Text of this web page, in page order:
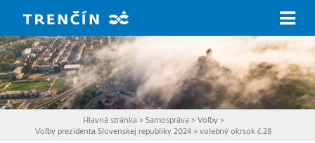
Hlavná stránka > Samospráva > Voľby>
Voľby prezidenta Slovenskej republiky 2024 >volebný okrsok č.28